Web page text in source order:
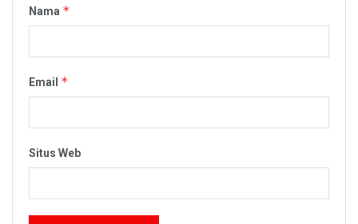
Nama *
Email *
Situs Web